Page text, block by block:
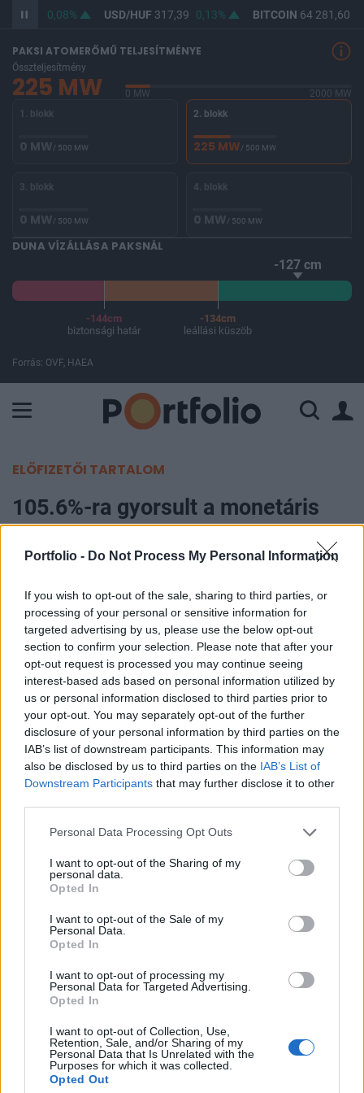
Portfolio - Do Not Process My Personal Information
If you wish to opt-out of the sale, sharing to third parties, or
processing of your personal or sensitive information for
targeted advertising by us, please use the below opt-out
section to confirm your selection. Please note that after your
opt-out request is processed you may continue seeing
interest-based ads based on personal information utilized by
us or personal information disclosed to third parties prior to
your opt-out. You may separately opt-out of the further
disclosure of your personal information by third parties on the
IAB’s list of downstream participants. This information may
also be disclosed by us to third parties on the IAB’s List of
Downstream Participants that may further disclose it to other
Personal Data Processing Opt Outs
I want to opt-out of the Sharing of my
personal data.
Opted In
I want to opt-out of the Sale of my
Personal Data.
Opted In
I want to opt-out of processing my
Personal Data for Targeted Advertising.
Opted In
I want to opt-out of Collection, Use,
Retention, Sale, and/or Sharing of my
Personal Data that Is Unrelated with the
Purposes for which it was collected.
Opted Out
365,72 0,08% USD/HUF317,39 0,13% BITCOIN64 281,60
PAKSI ATOMERŐMŰ TELJESÍTMÉNYE
Összteljesítmény
225 MW 0 MW
2000 MW
1. blokk
0 MW/ 500 MW
2. blokk
225 MW/ 500 MW
3. blokk
0 MW/ 500 MW
4. blokk
0 MW/ 500 MW
DUNA VÍZÁLLÁSA PAKSNÁL
-127 cm
-144cm
biztonsági határ
-134cm
leállási küszöb
Forrás: OVF, HAEA
ELŐFIZETŐI TARTALOM
105.6%-ra gyorsult a monetáris
bázis éves indexe
2004. augusztus 09. 09:20
A Magyar Nemzeti Bank közleménye szerint 2004.
júliusában a monetáris bázis 20.7 milliárd forinttal
a 1856.5 milliárd forintra csökkent. A monetáris
bázis trendadatokból számított egyhavi
rövidbázisú évesített növekedési indexe 105.6%-ot
tett ki, amely 2.4 százalékponttal magasabb a
júniusinál.
milliárd forintra, az egyéb monetáris intézmények
bankszámláinak havi átlagos állománya 1 milliárd forinttal
424.5 milliárd forintra, és az egyéb monetáris intézmények
egynapos betéteinek havi átlagállománya 16.6 milliárd
forinttal 3.3 milliárd forintra...
KEDVES OLVASÓNK!
A keresett cikk a portfolio.hu hírarchívumához
regisztrációhoz kötött.
Az előfizetés a következőket tartalmazza:
Portfolio.hu teljes cikkarchívum